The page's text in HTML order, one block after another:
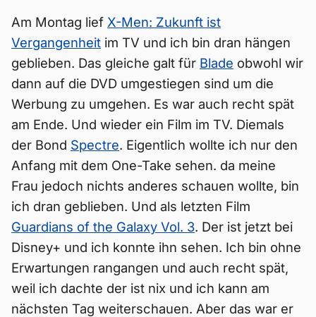
Am Montag lief X-Men: Zukunft ist
Vergangenheit im TV und ich bin dran hängen
geblieben. Das gleiche galt für Blade obwohl wir
dann auf die DVD umgestiegen sind um die
Werbung zu umgehen. Es war auch recht spät
am Ende. Und wieder ein Film im TV. Diemals
der Bond Spectre. Eigentlich wollte ich nur den
Anfang mit dem One-Take sehen. da meine
Frau jedoch nichts anderes schauen wollte, bin
ich dran geblieben. Und als letzten Film
Guardians of the Galaxy Vol. 3. Der ist jetzt bei
Disney+ und ich konnte ihn sehen. Ich bin ohne
Erwartungen rangangen und auch recht spät,
weil ich dachte der ist nix und ich kann am
nächsten Tag weiterschauen. Aber das war er